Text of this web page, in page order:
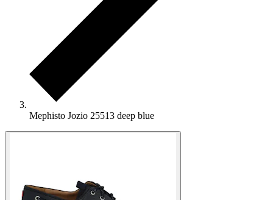
Mephisto Jozio 25513 deep blue